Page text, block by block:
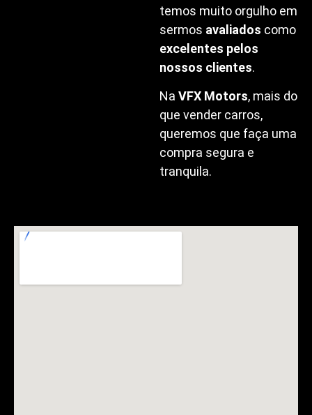
temos muito orgulho em
sermos avaliados como
excelentes pelos
nossos clientes.
NaVFX Motors, mais do
que vender carros,
queremos que faça uma
compra segura e
tranquila.